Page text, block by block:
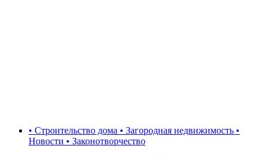
• Строительство дома • Загородная недвижимость •
Новости • Законотворчество